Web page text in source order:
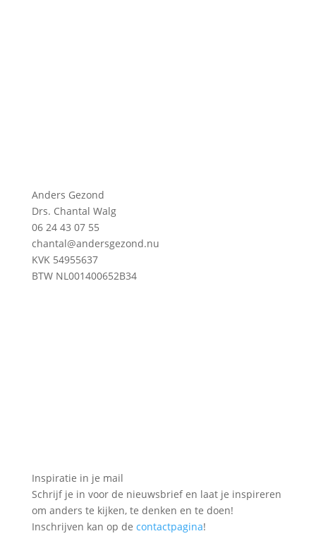
Anders Gezond
Drs. Chantal Walg
06 24 43 07 55
chantal@andersgezond.nu
KVK 54955637
BTW NL001400652B34
Inspiratie in je mail
Schrijf je in voor de nieuwsbrief en laat je inspireren
om anders te kijken, te denken en te doen!
Inschrijven kan op de contactpagina!